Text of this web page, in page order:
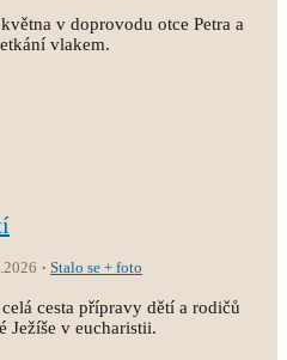
v doprovodu otce Petra a
vlakem.
Stalo se + foto
cesta přípravy dětí a rodičů
Ježíše v eucharistii.